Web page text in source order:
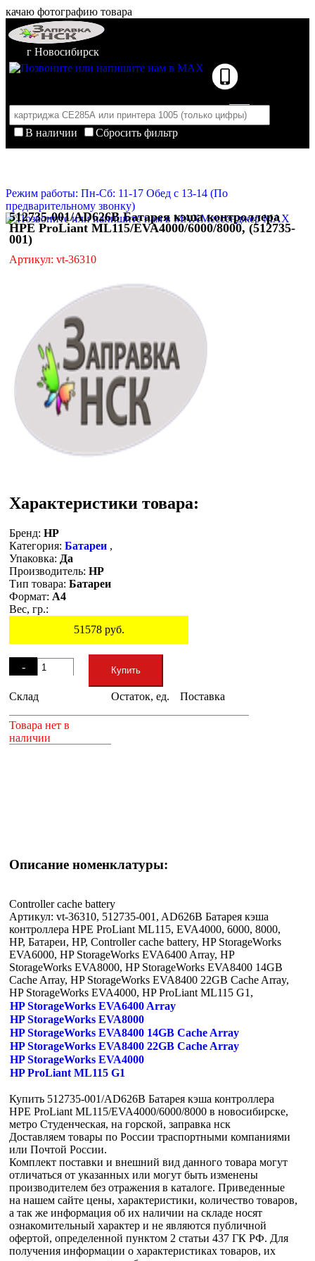
качаю фотографию товара
г Новосибирск
В наличии
Сбросить фильтр
Корзина пуста
Режим работы: Пн-Сб: 11-17 Обед с 13-14 (По
предварительному звонку)
Мессенджер MAX
512735-001/AD626B Батарея кэша контроллера
HPE ProLiant ML115/EVA4000/6000/8000, (512735-
001)
Артикул: vt-36310
Характеристики товара:
Бренд: HP
Категория: Батареи ,
Упаковка: Да
Производитель: HP
Тип товара: Батареи
Формат: A4
Вес, гр.:
51578руб.
-
+
Купить
Склад Остаток, ед. Поставка
Товара нет в
наличии
Описание номенклатуры:
Controller cache battery
Артикул: vt-36310, 512735-001, AD626B Батарея кэша
контроллера HPE ProLiant ML115, EVA4000, 6000, 8000,
HP, Батареи, HP, Controller cache battery, HP StorageWorks
EVA6000, HP StorageWorks EVA6400 Array, HP
StorageWorks EVA8000, HP StorageWorks EVA8400 14GB
Cache Array, HP StorageWorks EVA8400 22GB Cache Array,
HP StorageWorks EVA4000, HP ProLiant ML115 G1,
HP StorageWorks EVA6400 Array
HP StorageWorks EVA8000
HP StorageWorks EVA8400 14GB Cache Array
HP StorageWorks EVA8400 22GB Cache Array
HP StorageWorks EVA4000
HP ProLiant ML115 G1
Купить 512735-001/AD626B Батарея кэша контроллера
HPE ProLiant ML115/EVA4000/6000/8000 в новосибирске,
метро Студенческая, на горской, заправка нск
Доставляем товары по России траспортными компаниями
или Почтой России.
Комплект поставки и внешний вид данного товара могут
отличаться от указанных или могут быть изменены
производителем без отражения в каталоге. Приведенные
на нашем сайте цены, характеристики, количество товаров,
а так же информация об их наличии на складе носят
ознакомительный характер и не являются публичной
офертой, определенной пунктом 2 статьи 437 ГК РФ. Для
получения информации о характеристиках товаров, их